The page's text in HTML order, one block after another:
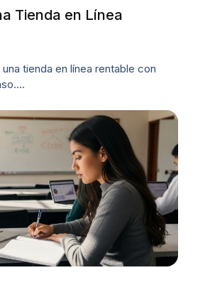
Tienda en Línea
tienda en línea rentable con